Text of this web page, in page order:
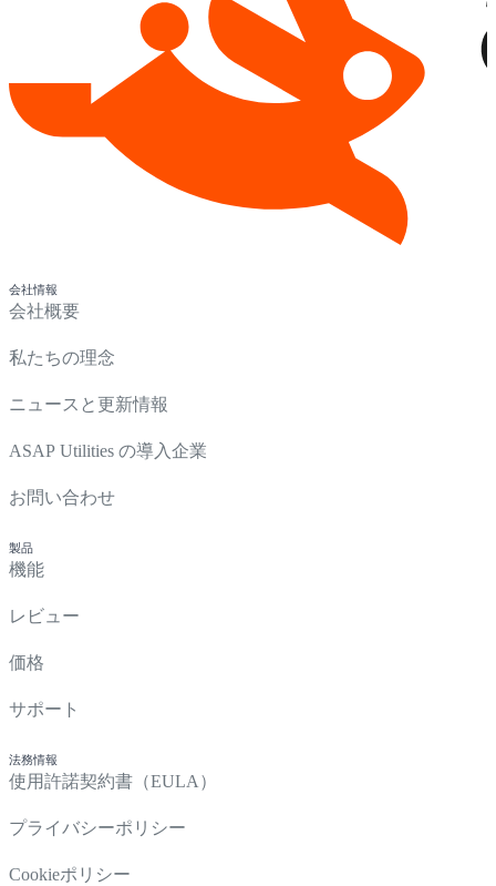
会社情報
会社概要
私たちの理念
ニュースと更新情報
ASAP Utilities の導入企業
お問い合わせ
製品
機能
レビュー
価格
サポート
法務情報
使用許諾契約書（EULA）
プライバシーポリシー
Cookieポリシー